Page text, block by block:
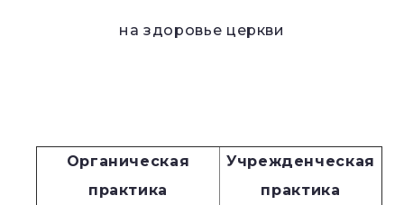
на здоровье церкви
Органическая
практика
Учрежденческая
практика